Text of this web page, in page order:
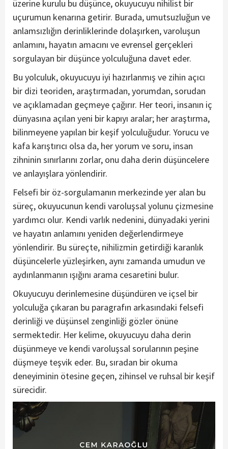
üzerine kurulu bu düşünce, okuyucuyu nihilist bir
uçurumun kenarına getirir. Burada, umutsuzluğun ve
anlamsızlığın derinliklerinde dolaşırken, varoluşun
anlamını, hayatın amacını ve evrensel gerçekleri
sorgulayan bir düşünce yolculuğuna davet eder.
Bu yolculuk, okuyucuyu iyi hazırlanmış ve zihin açıcı
bir dizi teoriden, araştırmadan, yorumdan, sorudan
ve açıklamadan geçmeye çağırır. Her teori, insanın iç
dünyasına açılan yeni bir kapıyı aralar; her araştırma,
bilinmeyene yapılan bir keşif yolculuğudur. Yorucu ve
kafa karıştırıcı olsa da, her yorum ve soru, insan
zihninin sınırlarını zorlar, onu daha derin düşüncelere
ve anlayışlara yönlendirir.
Felsefi bir öz-sorgulamanın merkezinde yer alan bu
süreç, okuyucunun kendi varoluşsal yolunu çizmesine
yardımcı olur. Kendi varlık nedenini, dünyadaki yerini
ve hayatın anlamını yeniden değerlendirmeye
yönlendirir. Bu süreçte, nihilizmin getirdiği karanlık
düşüncelerle yüzleşirken, aynı zamanda umudun ve
aydınlanmanın ışığını arama cesaretini bulur.
Okuyucuyu derinlemesine düşündüren ve içsel bir
yolculuğa çıkaran bu paragrafın arkasındaki felsefi
derinliği ve düşünsel zenginliği gözler önüne
sermektedir. Her kelime, okuyucuyu daha derin
düşünmeye ve kendi varoluşsal sorularının peşine
düşmeye teşvik eder. Bu, sıradan bir okuma
deneyiminin ötesine geçen, zihinsel ve ruhsal bir keşif
sürecidir.